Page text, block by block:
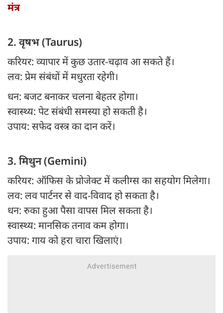
मंत्र
2. वृषभ (Taurus)
करियर: व्यापार में कुछ उतार-चढ़ाव आ सकते हैं।
लव: प्रेम संबंधों में मधुरता रहेगी।
धन: बजट बनाकर चलना बेहतर होगा।
स्वास्थ्य: पेट संबंधी समस्या हो सकती है।
उपाय: सफेद वस्त्र का दान करें।
3. मिथुन (Gemini)
करियर: ऑफिस के प्रोजेक्ट में कलीग्स का सहयोग मिलेगा।
लव: लव पार्टनर से वाद-विवाद हो सकता है।
धन: रुका हुआ पैसा वापस मिल सकता है।
स्वास्थ्य: मानसिक तनाव कम होगा।
उपाय: गाय को हरा चारा खिलाएं।